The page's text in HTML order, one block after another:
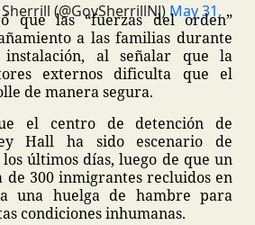
(@GovSherrillNJ)
que las “fuerzas del orden”
a las familias durante
al señalar que la
externos dificulta que el
de manera segura.
el centro de detención de
Hall ha sido escenario de
últimos días, luego de que un
de 300 inmigrantes recluidos en
una huelga de hambre para
condiciones inhumanas.